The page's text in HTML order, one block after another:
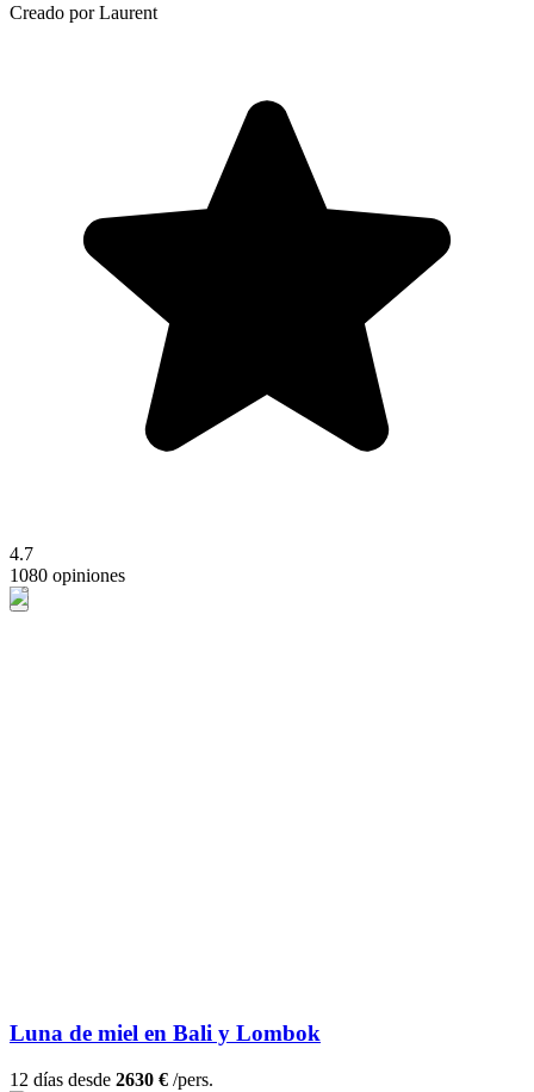
Creado por Laurent
4.7
1080 opiniones
Luna de miel en Bali y Lombok
12 días desde 2630 € /pers.